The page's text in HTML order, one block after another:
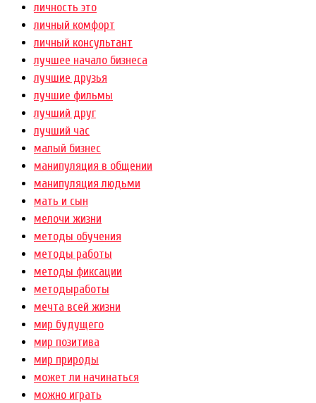
личность это
личный комфорт
личный консультант
лучшее начало бизнеса
лучшие друзья
лучшие фильмы
лучший друг
лучший час
малый бизнес
манипуляция в общении
манипуляция людьми
мать и сын
мелочи жизни
методы обучения
методы работы
методы фиксации
методыработы
мечта всей жизни
мир будущего
мир позитива
мир природы
может ли начинаться
можно играть